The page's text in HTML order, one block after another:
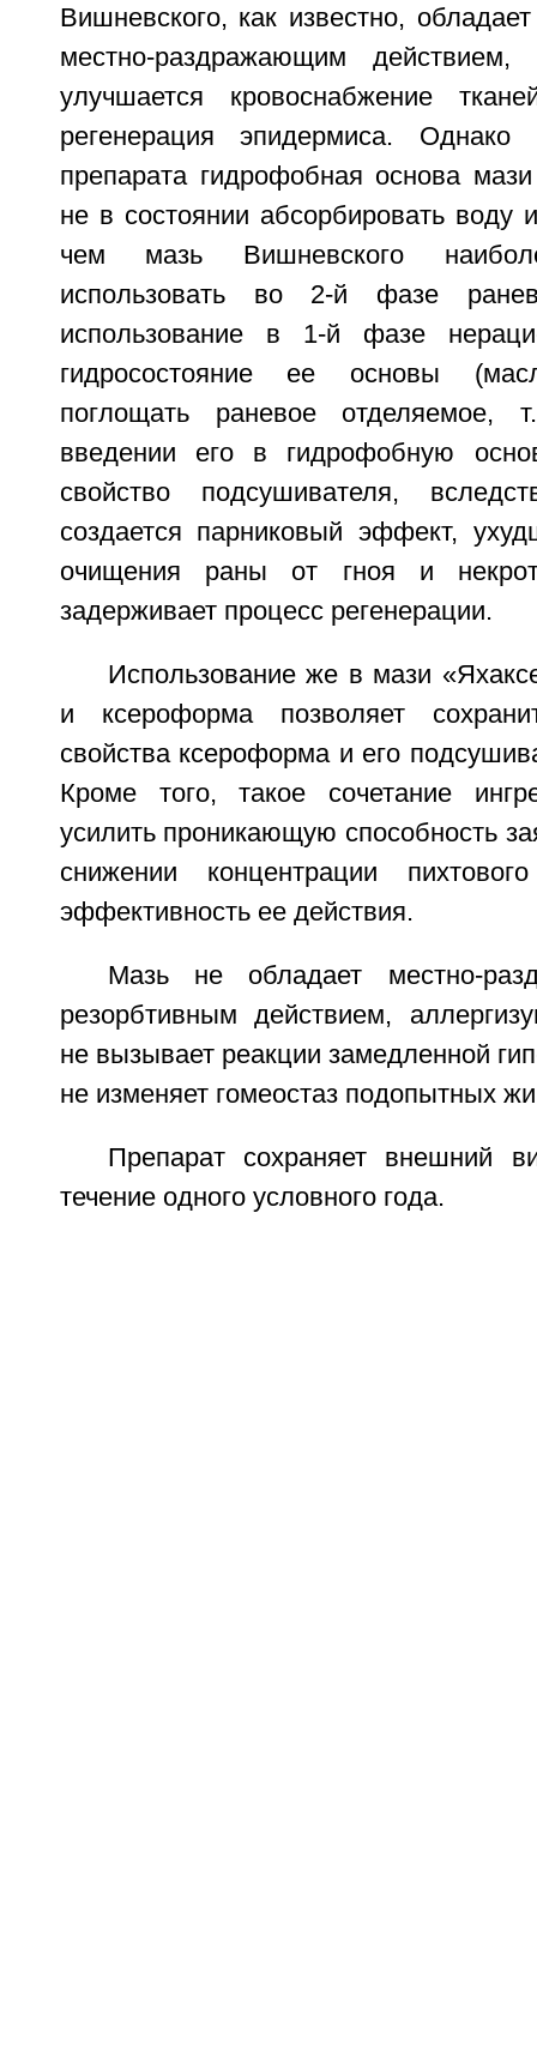
Вишневского, как известно,
местно-раздражающим действием,
улучшается кровоснабжение
регенерация эпидермиса. Однако
препарата гидрофобная основа
не в состоянии абсорбировать воду
чем мазь Вишневского
использовать во 2-й фазе
использование в 1-й фазе
гидросостояние ее основы
поглощать раневое отделяемое,
введении его в гидрофобную
свойство подсушивателя,
создается парниковый эффект,
очищения раны от гноя и
задерживает процесс регенерации.
Использование же в мази
и ксероформа позволяет
свойства ксероформа и его
Кроме того, такое сочетание
усилить проникающую способность
снижении концентрации
эффективность ее действия.
Мазь не обладает местно-
резорбтивным действием,
не вызывает реакции замедленной
не изменяет гомеостаз подопытных
Препарат сохраняет внешний
течение одного условного года.